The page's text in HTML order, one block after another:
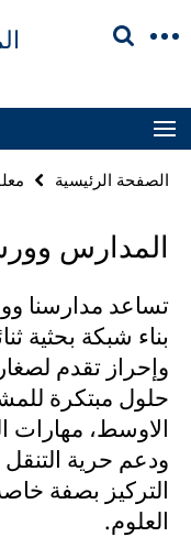
الصفحة الرئيسية
المدارس
تساعد مدارسنا
بناء شبكة بحثية
وإحراز تقدم
حلول مبتكرة
الاوسط، مهارات
ودعم حرية
التركيز بصفة
العلوم.